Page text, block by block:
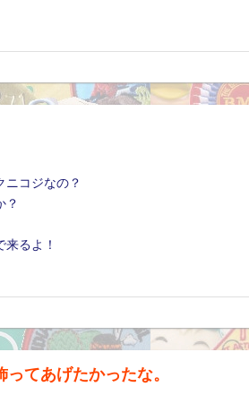
ニコジなの？
？
るよ！
てあげたかったな。